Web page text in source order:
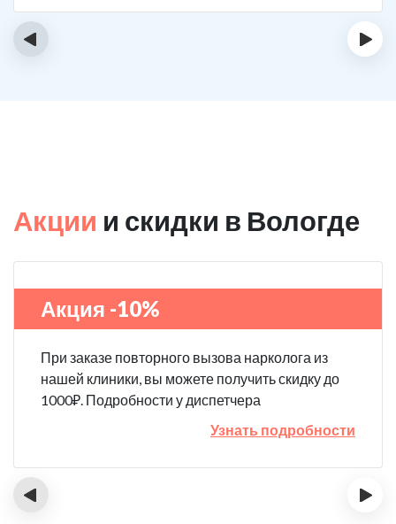
работу устроился, дома помогает, девушку завел.
‹ ›
Акции и скидки в Вологде
Акция -10%
При заказе повторного вызова нарколога из
нашей клиники, вы можете получить скидку до
1000₽. Подробности у диспетчера
Узнать подробности
‹ ›